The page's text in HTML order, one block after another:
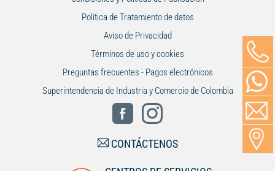
Política de Tratamiento de datos
Aviso de Privacidad
Términos de uso y cookies
Preguntas frecuentes - Pagos electrónicos
Superintendencia de Industria y Comercio de Colombia
CONTÁCTENOS